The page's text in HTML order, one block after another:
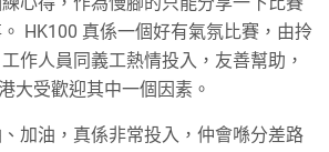
HK100 真係一個好有氣氛比賽，由拎
作人員同義工熱情投入，友善幫助，
大受歡迎其中一個因素。
加油，真係非常投入，仲會喺分差路